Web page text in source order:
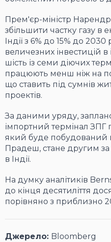
Прем'єр-міністр
збільшити частку газу в
Індії з 6% до 15% до
величезних інвестицій в
шість із семи діючих
працюють менш ніж на
що ставить під сумнів
проектів.
За даними уряду,
імпортний термінал ЗПГ
який буде побудований
Прадеш, стане другим
в Індії.
На думку аналітиків
до кінця десятиліття
порівняно з приблизно
Джерело: Bloomberg